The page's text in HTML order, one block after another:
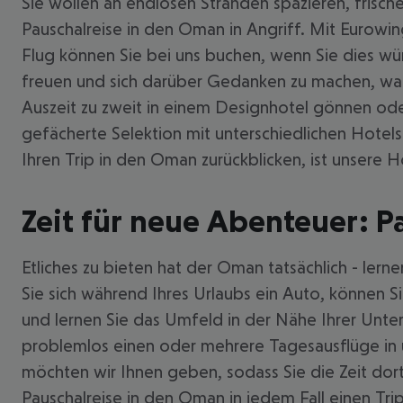
Pauschalreise in den Oman in Angriff. Mit
Flug können Sie bei uns buchen, wenn Sie dies
freuen und sich darüber Gedanken zu machen,
Auszeit zu zweit in einem Designhotel gönnen
gefächerte Selektion mit unterschiedlichen
Ihren Trip in den Oman zurückblicken, ist unsere
Zeit für neue Abenteuer:
Etliches zu bieten hat der Oman tatsächlich -
Sie sich während Ihres Urlaubs ein Auto, können
und lernen Sie das Umfeld in der Nähe Ihrer
problemlos einen oder mehrere Tagesausflüge
möchten wir Ihnen geben, sodass Sie die Zeit
Pauschalreise in den Oman in jedem Fall einen